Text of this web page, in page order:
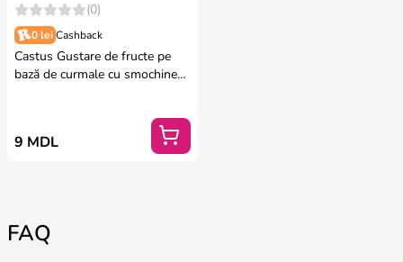
(0)
0 lei Cashback
Castus Gustare de fructe pe
bază de curmale cu smochine
9 MDL
FAQ